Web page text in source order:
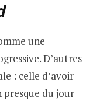
une
D’autres
: celle d’avoir
presque du jour